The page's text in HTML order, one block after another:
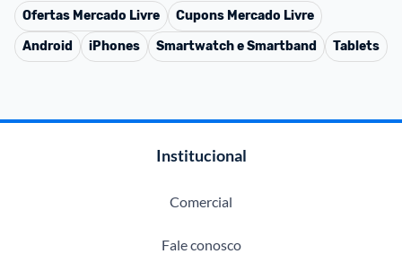
Ofertas Mercado Livre Cupons Mercado Livre
Android
iPhones Smartwatch e Smartband Tablets
Institucional
Comercial
Fale conosco